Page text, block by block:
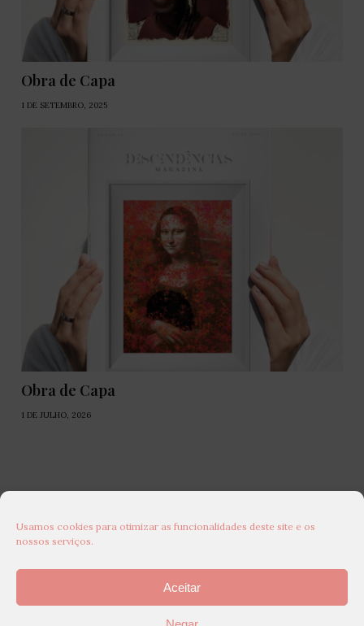
Usamos cookies para otimizar as funcionalidades deste site e os
nossos serviços.
Aceitar
Obra de Capa
1 DE SETEMBRO, 2025
Obra de Capa
1 DE JULHO, 2026